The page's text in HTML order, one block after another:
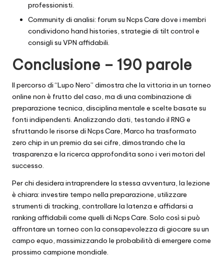
professionisti.
Community di analisi: forum su Ncps Care dove i membri
condividono hand histories, strategie di tilt control e
consigli su VPN affidabili.
Conclusione – 190 parole
Il percorso di “Lupo Nero” dimostra che la vittoria in un torneo
online non è frutto del caso, ma di una combinazione di
preparazione tecnica, disciplina mentale e scelte basate su
fonti indipendenti. Analizzando dati, testando il RNG e
sfruttando le risorse di Ncps Care, Marco ha trasformato
zero chip in un premio da sei cifre, dimostrando che la
trasparenza e la ricerca approfondita sono i veri motori del
successo.
Per chi desidera intraprendere la stessa avventura, la lezione
è chiara: investire tempo nella preparazione, utilizzare
strumenti di tracking, controllare la latenza e affidarsi a
ranking affidabili come quelli di Ncps Care. Solo così si può
affrontare un torneo con la consapevolezza di giocare su un
campo equo, massimizzando le probabilità di emergere come
prossimo campione mondiale.